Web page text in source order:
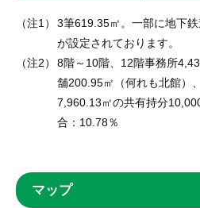
（注1）
3筆619.35㎡。一部に地下
（注2）
8階～10階、12階事務所
舗200.95㎡（何れも北館）
7,960.13㎡の共有持分
合：10.78％
マップ